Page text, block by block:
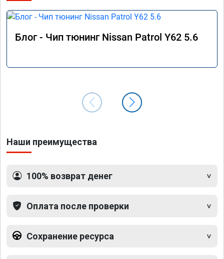
Блог - Чип тюнинг Nissan Patrol Y62 5.6
Наши преимущества
100% возврат денег
Оплата после проверки
Сохранение ресурса